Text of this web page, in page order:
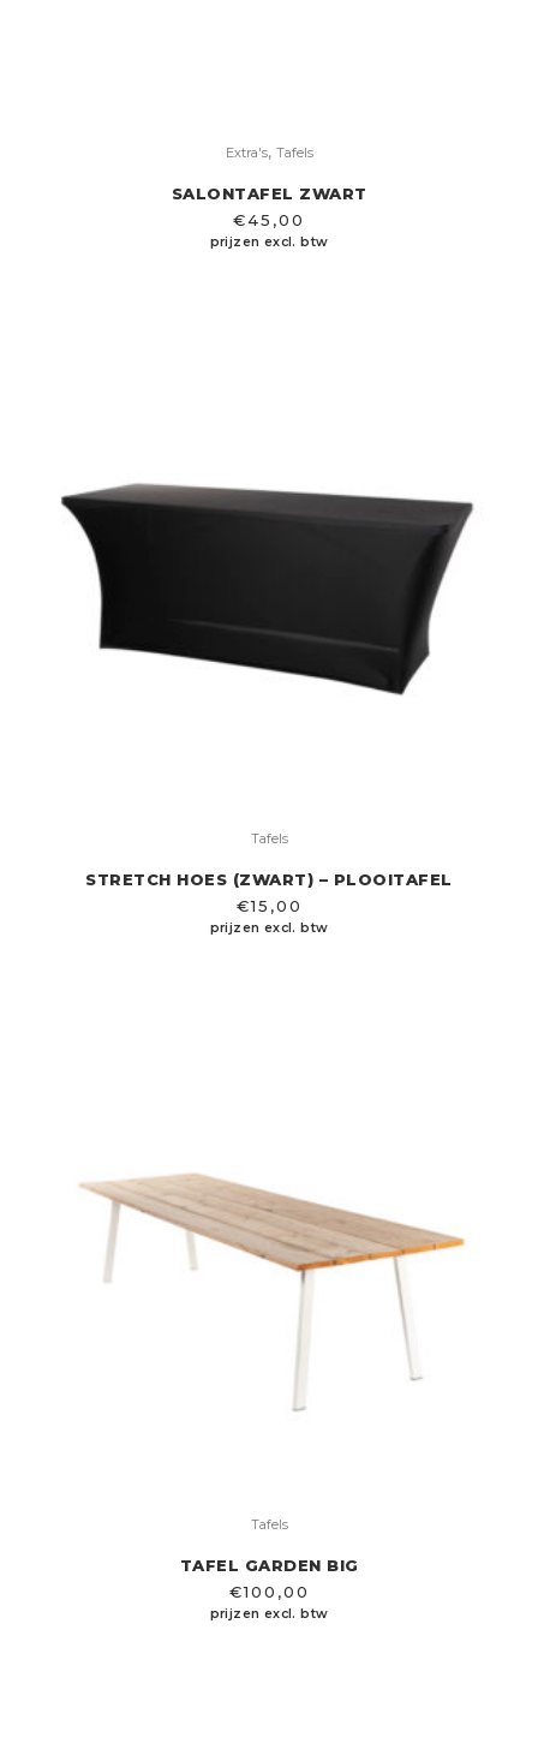
Extra's, Tafels
SALONTAFEL ZWART
€45,00
prijzen excl. btw
Tafels
STRETCH HOES (ZWART) – PLOOITAFEL
€15,00
prijzen excl. btw
Tafels
TAFEL GARDEN BIG
€100,00
prijzen excl. btw